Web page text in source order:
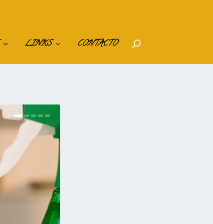
LINKS CONTACTO